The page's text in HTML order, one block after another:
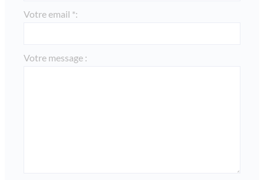
Votre email *:
Votre message :